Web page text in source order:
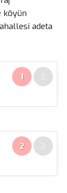
köyün
adeta
1
2